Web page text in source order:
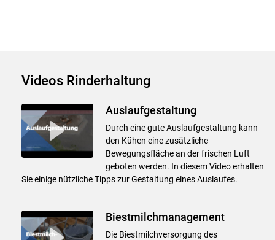
Videos Rinderhaltung
Auslaufgestaltung
Durch eine gute Auslaufgestaltung kann
den Kühen eine zusätzliche
Bewegungsfläche an der frischen Luft
geboten werden. In diesem Video erhalten
Sie einige nützliche Tipps zur Gestaltung eines Auslaufes.
Biestmilchmanagement
Die Biestmilchversorgung des